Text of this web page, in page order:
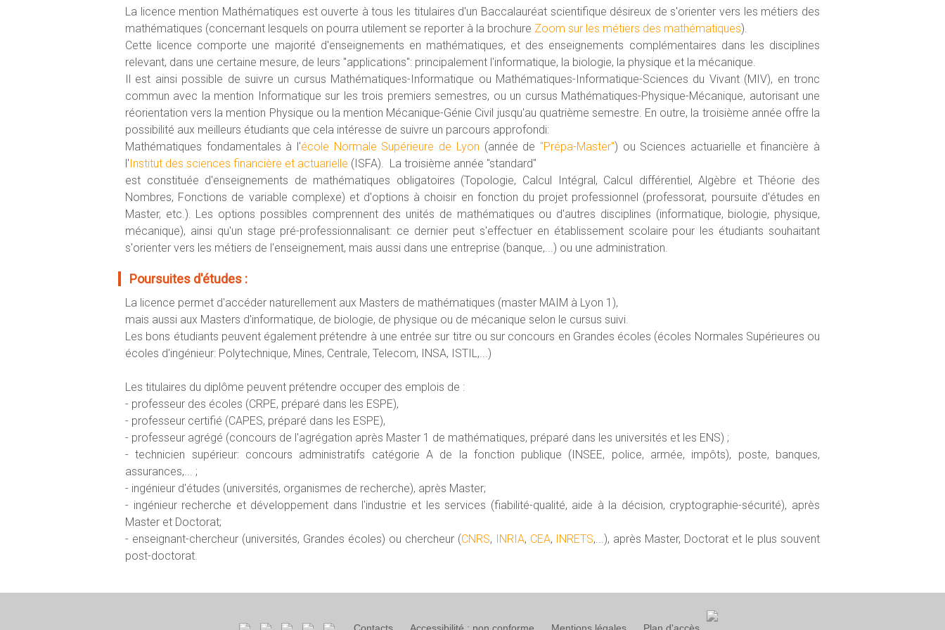
La licence mention Mathématiques est ouverte à tous les titulaires d'un Baccalauréat scientifique désireux de s'orienter vers les métiers des
mathématiques (concernant lesquels on pourra utilement se reporter à la brochure Zoom sur les métiers des mathématiques).
Cette licence comporte une majorité d'enseignements en mathématiques, et des enseignements complémentaires dans les disciplines
relevant, dans une certaine mesure, de leurs "applications": principalement l'informatique, la biologie, la physique et la mécanique.
Il est ainsi possible de suivre un cursus Mathématiques-Informatique ou Mathématiques-Informatique-Sciences du Vivant (MIV), en tronc
commun avec la mention Informatique sur les trois premiers semestres, ou un cursus Mathématiques-Physique-Mécanique, autorisant une
réorientation vers la mention Physique ou la mention Mécanique-Génie Civil jusqu'au quatrième semestre. En outre, la troisième année offre la
possibilité aux meilleurs étudiants que cela intéresse de suivre un parcours approfondi:
Mathématiques fondamentales à l'école Normale Supérieure de Lyon (année de "Prépa-Master") ou Sciences actuarielle et financière à
l'Institut des sciences financière et actuarielle (ISFA). La troisième année "standard"
est constituée d'enseignements de mathématiques obligatoires (Topologie, Calcul Intégral, Calcul différentiel, Algèbre et Théorie des
Nombres, Fonctions de variable complexe) et d'options à choisir en fonction du projet professionnel (professorat, poursuite d'études en
Master, etc.). Les options possibles comprennent des unités de mathématiques ou d'autres disciplines (informatique, biologie, physique,
mécanique), ainsi qu'un stage pré-professionnalisant: ce dernier peut s'effectuer en établissement scolaire pour les étudiants souhaitant
s'orienter vers les métiers de l'enseignement, mais aussi dans une entreprise (banque,...) ou une administration.
Poursuites d'études :
La licence permet d'accéder naturellement aux Masters de mathématiques (master MAIM à Lyon 1),
mais aussi aux Masters d'informatique, de biologie, de physique ou de mécanique selon le cursus suivi.
Les bons étudiants peuvent également prétendre à une entrée sur titre ou sur concours en Grandes écoles (écoles Normales Supérieures ou
écoles d'ingénieur: Polytechnique, Mines, Centrale, Telecom, INSA, ISTIL,...)
Les titulaires du diplôme peuvent prétendre occuper des emplois de :
- professeur des écoles (CRPE, préparé dans les ESPE),
- professeur certifié (CAPES, préparé dans les ESPE),
- professeur agrégé (concours de l'agrégation après Master 1 de mathématiques, préparé dans les universités et les ENS) ;
- technicien supérieur: concours administratifs catégorie A de la fonction publique (INSEE, police, armée, impôts), poste, banques,
assurances,... ;
- ingénieur d'études (universités, organismes de recherche), après Master;
- ingénieur recherche et développement dans l'industrie et les services (fiabilité-qualité, aide à la décision, cryptographie-sécurité), après
Master et Doctorat;
- enseignant-chercheur (universités, Grandes écoles) ou chercheur (CNRS, INRIA, CEA, INRETS,...), après Master, Doctorat et le plus souvent
post-doctorat.